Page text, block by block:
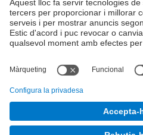
E-mail :junta.pasf@upc.edu
Formulari de contacte
Junta PAS Funcionari